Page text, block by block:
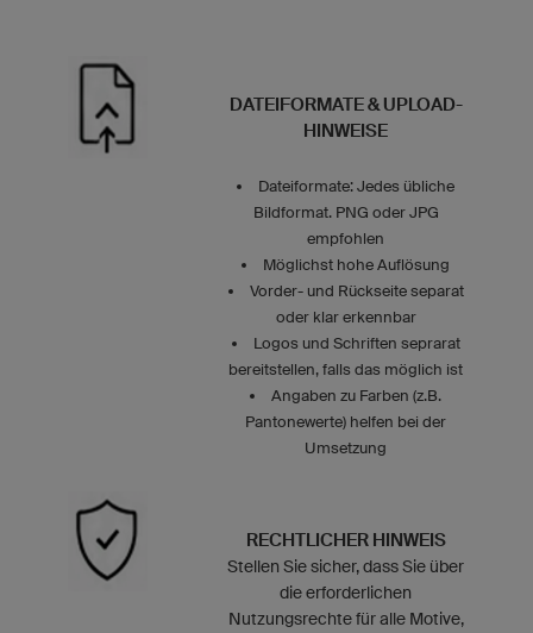
DATEIFORMATE & UPLOAD-
HINWEISE
Dateiformate: Jedes übliche
Bildformat. PNG oder JPG
empfohlen
Möglichst hohe Auflösung
Vorder- und Rückseite separat
oder klar erkennbar
Logos und Schriften seprarat
bereitstellen, falls das möglich ist
Angaben zu Farben (z.B.
Pantonewerte) helfen bei der
Umsetzung
RECHTLICHER HINWEIS
Stellen Sie sicher, dass Sie über
die erforderlichen
Nutzungsrechte für alle Motive,